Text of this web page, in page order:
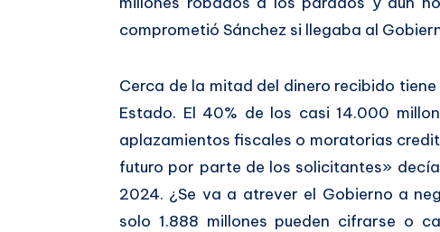
comprometió Sánchez si llegaba al
Cerca de la mitad del dinero recibido
Estado. El 40% de los casi 14.000
aplazamientos fiscales o moratorias
futuro por parte de los solicitantes»
2024. ¿Se va a atrever el Gobierno a
solo 1.888 millones pueden cifrarse o